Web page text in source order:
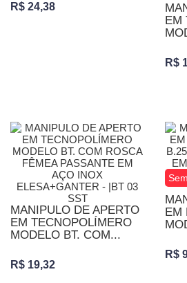
R$ 24,38
EM
R$
MANIPULO DE APERTO
EM TECNOPOLÍMERO
MODELO BT. COM...
R$ 19,32
EM
R$